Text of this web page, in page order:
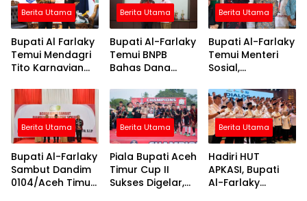
Berita Utama
Bupati Al Farlaky
Temui Mendagri
Tito Karnavian
Percepatan
Penanganan
Pascabanjir
Berita Utama
Bupati Al-Farlaky
Temui BNPB
Bahas Dana
Berita Utama
Bupati Al-Farlaky
Temui Menteri
Sosial,
Jadup Korban
Banjir Aceh Timur
Berita Utama
Bupati Al-Farlaky
Sambut Dandim
0104/Aceh Timur
Berita Utama
Piala Bupati Aceh
Timur Cup II
Sukses Digelar,
Berita Utama
Hadiri HUT
APKASI, Bupati
Al-Farlaky